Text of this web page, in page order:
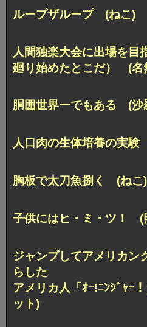
ループザループ (ねこ)
人間独楽大会に出場を目
廻り始めたとこだ） (名
胴囲世界一でもある (沙
人口肉の生体培養の実
胸板で太刀魚捌く (ねこ)
子供にはヒ・ミ・ツ！ (
ジャンプしてアメリカン
らした
アメリカ人「ｵｰ!ﾆﾝｼﾞｬｰ
ット)